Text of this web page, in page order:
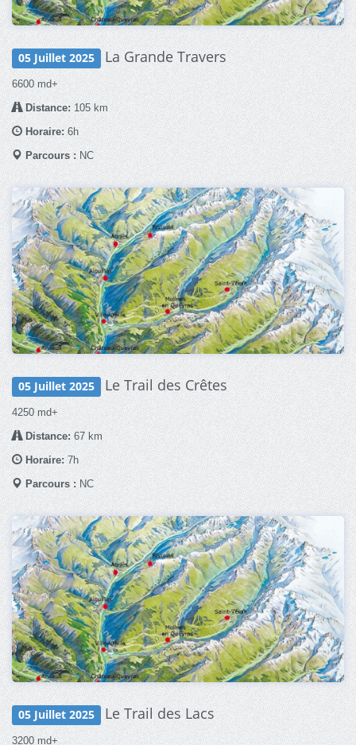
05 Juillet 2025 La Grande Travers
6600 md+
Distance:105 km
Horaire:6h
Parcours : NC
05 Juillet 2025 Le Trail des Crêtes
4250 md+
Distance:67 km
Horaire:7h
Parcours :NC
05 Juillet 2025 Le Trail des Lacs
3200 md+